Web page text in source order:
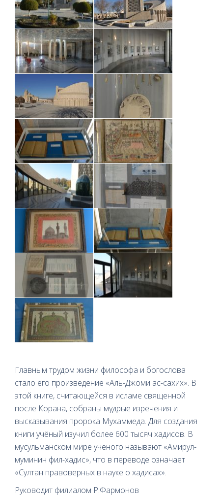
Главным трудом жизни философа и богослова
стало его произведение «Аль-Джоми ас-сахих». В
этой книге, считающейся в исламе священной
после Корана, собраны мудрые изречения и
высказывания пророка Мухаммеда. Для создания
книги учёный изучил более 600 тысяч хадисов. В
мусульманском мире ученого называют «Амирул-
муминин фил-хадис», что в переводе означает
«Султан правоверных в науке о хадисах».
Руководит филиалом Р.Фармонов